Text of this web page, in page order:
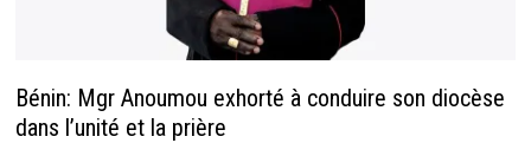
Bénin: Mgr Anoumou exhorté à conduire son diocèse
dans l’unité et la prière